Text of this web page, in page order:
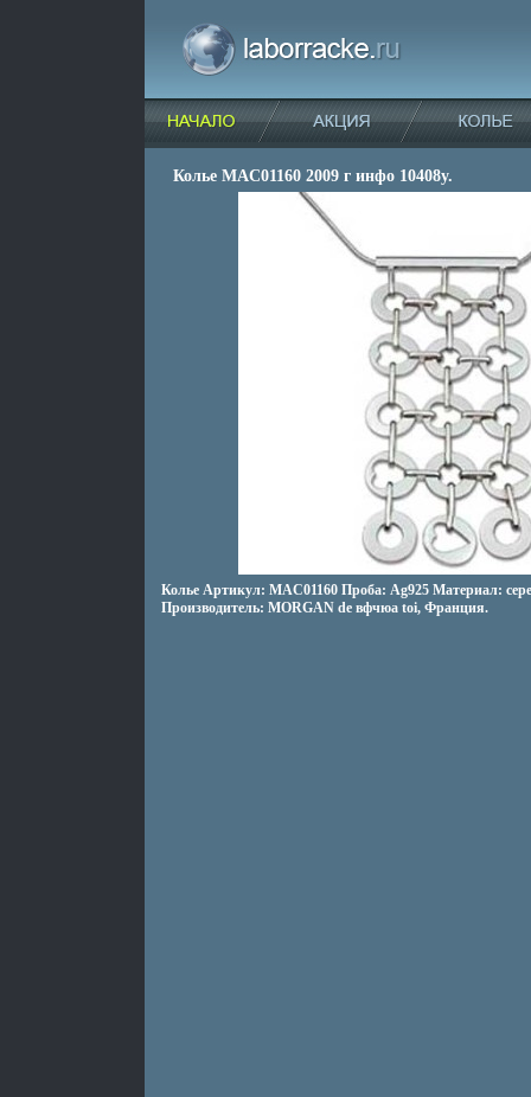
Колье MAC01160 2009 г инфо 10408y.
Колье Артикул: MAC01160 Проба: Ag925 Материал:
Производитель: MORGAN de вфчюа toi, Франция.